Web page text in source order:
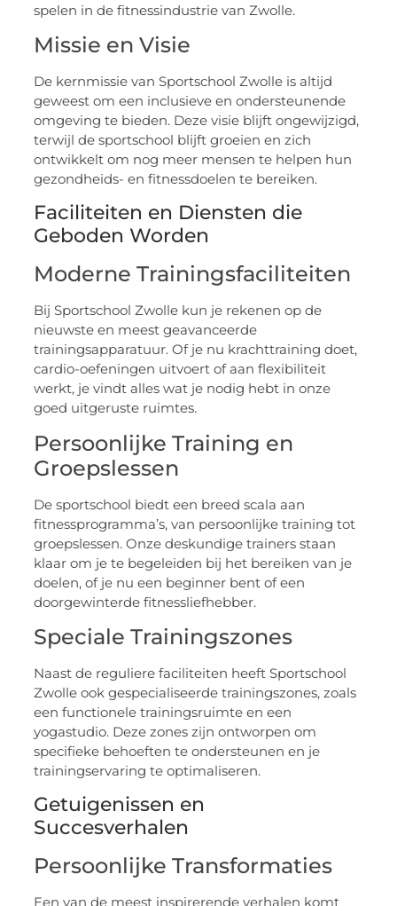
spelen in de fitnessindustrie van Zwolle.
Missie en Visie
De kernmissie van Sportschool Zwolle is altijd
geweest om een inclusieve en ondersteunende
omgeving te bieden. Deze visie blijft ongewijzigd,
terwijl de sportschool blijft groeien en zich
ontwikkelt om nog meer mensen te helpen hun
gezondheids- en fitnessdoelen te bereiken.
Faciliteiten en Diensten die
Geboden Worden
Moderne Trainingsfaciliteiten
Bij Sportschool Zwolle kun je rekenen op de
nieuwste en meest geavanceerde
trainingsapparatuur. Of je nu krachttraining doet,
cardio-oefeningen uitvoert of aan flexibiliteit
werkt, je vindt alles wat je nodig hebt in onze
goed uitgeruste ruimtes.
Persoonlijke Training en
Groepslessen
De sportschool biedt een breed scala aan
fitnessprogramma’s, van persoonlijke training tot
groepslessen. Onze deskundige trainers staan
klaar om je te begeleiden bij het bereiken van je
doelen, of je nu een beginner bent of een
doorgewinterde fitnessliefhebber.
Speciale Trainingszones
Naast de reguliere faciliteiten heeft Sportschool
Zwolle ook gespecialiseerde trainingszones, zoals
een functionele trainingsruimte en een
yogastudio. Deze zones zijn ontworpen om
specifieke behoeften te ondersteunen en je
trainingservaring te optimaliseren.
Getuigenissen en
Succesverhalen
Persoonlijke Transformaties
Een van de meest inspirerende verhalen komt